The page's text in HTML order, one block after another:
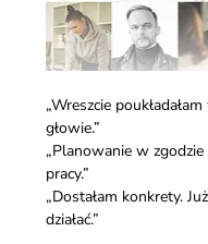
„Wreszcie
głowie.”
„Planowanie w zgodzie
pracy.”
„Dostałam konkrety.
działać.”